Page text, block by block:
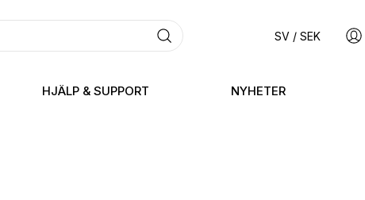
SV / SEK
HJÄLP & SUPPORT NYHETER